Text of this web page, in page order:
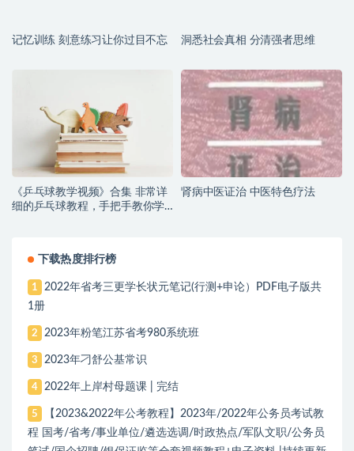
记忆训练 刻意练习让你过目不忘 洞悉社会真相 分清强者思维
《乒乓球教学视频》合集 非常详
细的乒乓球教程，手把手教你学
肾病中医证治 中医特色疗法
下载热度排行榜
1
2022年省考三更学长状元笔记(行测+申论）PDF电子版共
1册
2 2023年粉笔江苏省考980系统班
3 2023年刁舒公基常识
4 2022年上岸村母题课 | 完结
5
【2023&2022年公考教程】2023年/2022年公务员考试教
程 国考/省考/事业单位/遴选选调/时政热点/军队文职/公务员